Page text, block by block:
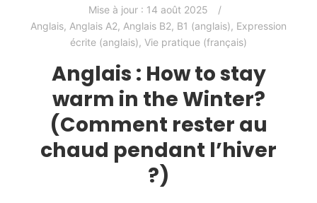
Mise à jour : 14 août 2025
Anglais, Anglais A2, Anglais B2, B1 (anglais), Expression
écrite (anglais), Vie pratique (français)
Anglais : How to stay
warm in the Winter?
(Comment rester au
chaud pendant l’hiver
?)